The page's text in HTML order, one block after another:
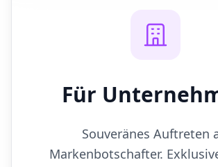
Für
Souveränes Auftreten
Markenbotschafter.